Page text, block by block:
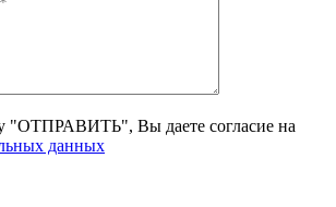
"ОТПРАВИТЬ", Вы даете согласие на
данных